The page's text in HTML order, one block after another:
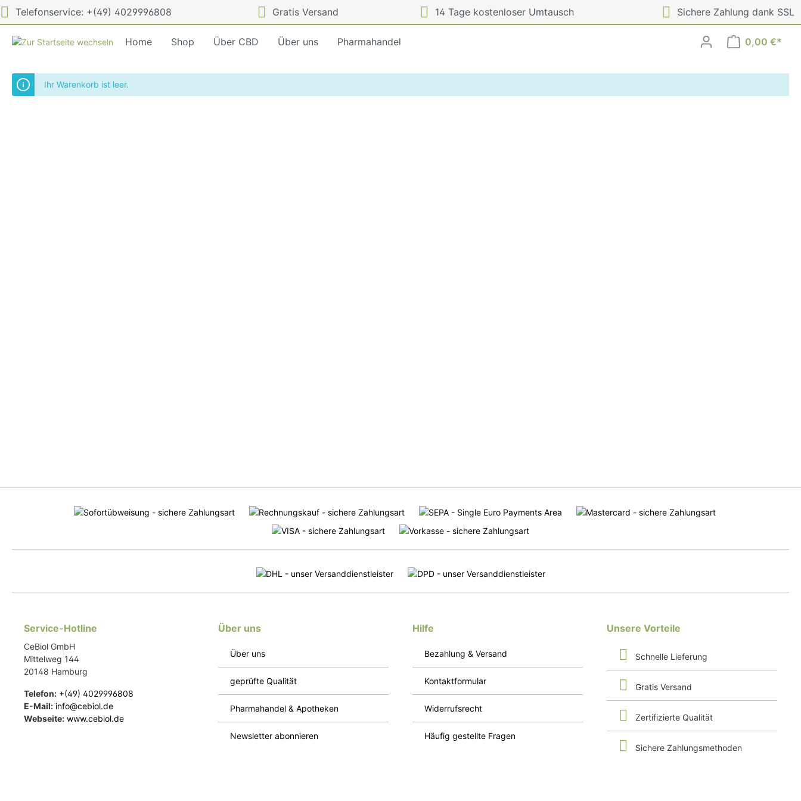
Telefonservice: +(49) 4029996808 Gratis Versand 14 Tage kostenloser Umtausch Sichere Zahlung dank SSL
Home Shop Über CBD Über uns Pharmahandel 0,00 €*
Ihr Warenkorb ist leer.
Service-Hotline
CeBiol GmbH
Mittelweg 144
20148 Hamburg
Telefon: +(49) 4029996808
E-Mail: info@cebiol.de
Webseite: www.cebiol.de
Über uns
Über uns
geprüfte Qualität
Pharmahandel & Apotheken
Newsletter abonnieren
Hilfe
Bezahlung & Versand
Kontaktformular
Widerrufsrecht
Häufig gestellte Fragen
Unsere Vorteile
Schnelle Lieferung
Gratis Versand
Zertifizierte Qualität
Sichere Zahlungsmethoden